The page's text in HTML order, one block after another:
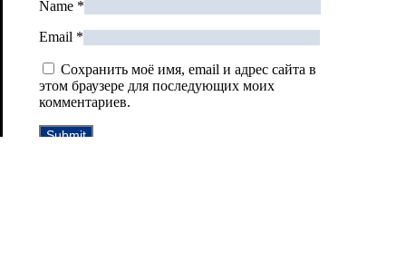
Name *
Email *
Сохранить моё имя, email и адрес сайта в
этом браузере для последующих моих
комментариев.